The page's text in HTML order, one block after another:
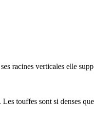
racines verticales elle
Les touffes sont si denses